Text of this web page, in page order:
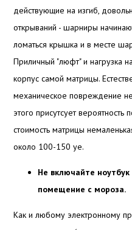
действующие на изгиб,
открываний - шарниры
ломаться крышка и в месте
Приличный "люфт" и нагрузка
корпус самой матрицы.
механическое повреждение
этого присутсует
стоимость матрицы
около 100-150 уе.
Не включайте
помещение с мороза.
Как и любому электронному